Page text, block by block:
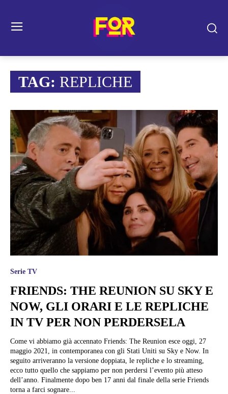
TAG: REPLICHE
Serie TV
FRIENDS: THE REUNION SU SKY E
NOW, GLI ORARI E LE REPLICHE
IN TV PER NON PERDERSELA
Come vi abbiamo già accennato Friends: The Reunion esce oggi, 27
maggio 2021, in contemporanea con gli Stati Uniti su Sky e Now. In
seguito arriveranno la versione doppiata, le repliche e lo streaming,
ecco tutto quello che sappiamo per non perdersi l’evento più atteso
dell’anno. Finalmente dopo ben 17 anni dal finale della serie Friends
torna a farci sognare...